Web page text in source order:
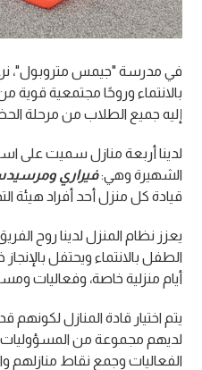
في مدرسة "جيمس متروبول"،
بالانتماء وروحًا مجتمعية قوية
إليه جميع الطلاب من مرحلة
لدينا أربعة منازل سميت على
الشهيرة وهي:فيراري
قيادة كل منزل أحد أفراد هيئة
يعزز نظام المنزل لدينا روح
الطفل بالانتماء ويحتفل
أيام منزلية خاصة، وفعاليات
يتم اختيار قادة المنازل
لديهم مجموعة من المسؤوليات
الفعاليات وجمع نقاط منازلهم